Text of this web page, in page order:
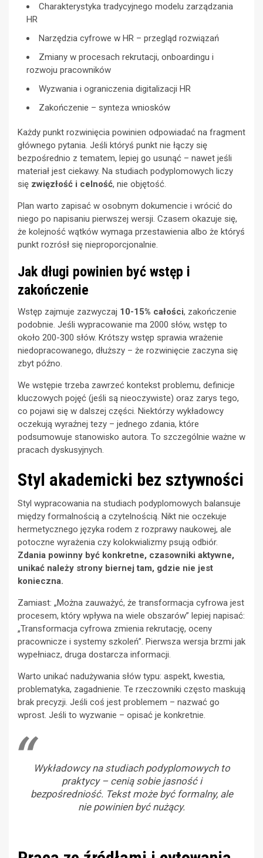
Charakterystyka tradycyjnego modelu zarządzania
HR
Narzędzia cyfrowe w HR – przegląd rozwiązań
Zmiany w procesach rekrutacji, onboardingu i
rozwoju pracowników
Wyzwania i ograniczenia digitalizacji HR
Zakończenie – synteza wniosków
Każdy punkt rozwinięcia powinien odpowiadać na fragment
głównego pytania. Jeśli któryś punkt nie łączy się
bezpośrednio z tematem, lepiej go usunąć – nawet jeśli
materiał jest ciekawy. Na studiach podyplomowych liczy
się zwięzłość i celność, nie objętość.
Plan warto zapisać w osobnym dokumencie i wrócić do
niego po napisaniu pierwszej wersji. Czasem okazuje się,
że kolejność wątków wymaga przestawienia albo że któryś
punkt rozrósł się nieproporcjonalnie.
Jak długi powinien być wstęp i
zakończenie
Wstęp zajmuje zazwyczaj 10-15% całości, zakończenie
podobnie. Jeśli wypracowanie ma 2000 słów, wstęp to
około 200-300 słów. Krótszy wstęp sprawia wrażenie
niedopracowanego, dłuższy – że rozwinięcie zaczyna się
zbyt późno.
We wstępie trzeba zawrzeć kontekst problemu, definicje
kluczowych pojęć (jeśli są nieoczywiste) oraz zarys tego,
co pojawi się w dalszej części. Niektórzy wykładowcy
oczekują wyraźnej tezy – jednego zdania, które
podsumowuje stanowisko autora. To szczególnie ważne w
pracach dyskusyjnych.
Styl akademicki bez sztywności
Styl wypracowania na studiach podyplomowych balansuje
między formalnością a czytelnością. Nikt nie oczekuje
hermetycznego języka rodem z rozprawy naukowej, ale
potoczne wyrażenia czy kolokwializmy psują odbiór.
Zdania powinny być konkretne, czasowniki aktywne,
unikać należy strony biernej tam, gdzie nie jest
konieczna.
Zamiast: „Można zauważyć, że transformacja cyfrowa jest
procesem, który wpływa na wiele obszarów” lepiej napisać:
„Transformacja cyfrowa zmienia rekrutację, oceny
pracownicze i systemy szkoleń”. Pierwsza wersja brzmi jak
wypełniacz, druga dostarcza informacji.
Warto unikać nadużywania słów typu: aspekt, kwestia,
problematyka, zagadnienie. Te rzeczowniki często maskują
brak precyzji. Jeśli coś jest problemem – nazwać go
wprost. Jeśli to wyzwanie – opisać je konkretnie.
Wykładowcy na studiach podyplomowych to
praktycy – cenią sobie jasność i
bezpośredniość. Tekst może być formalny, ale
nie powinien być nużący.